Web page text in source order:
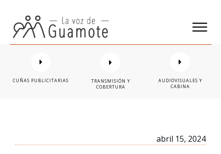
CUÑAS PUBLICITARIAS
TRANSMISIÓN Y
COBERTURA
AUDIOVISUALES Y
CABINA
abril 15, 2024